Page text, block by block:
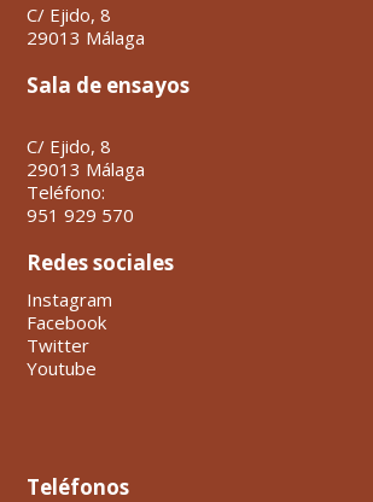
C/ Ejido, 8
29013 Málaga
Sala de ensayos
C/ Ejido, 8
29013 Málaga
Teléfono:
951 929 570
Redes sociales
Instagram
Facebook
Twitter
Youtube
Teléfonos